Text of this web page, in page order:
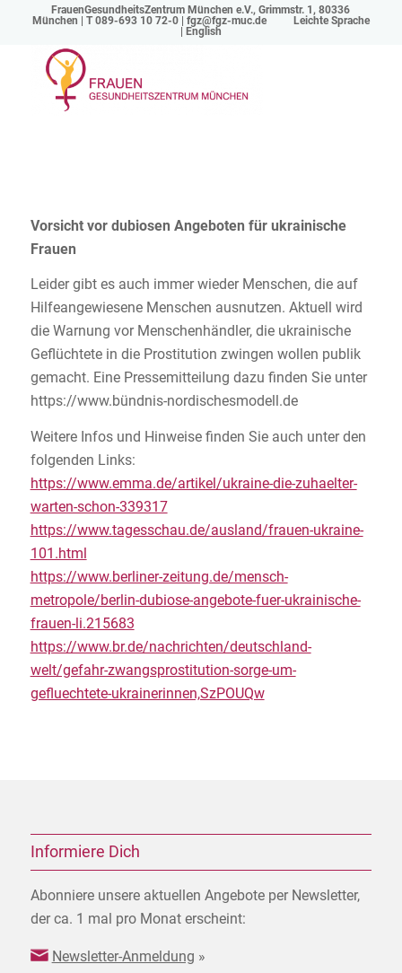
FrauenGesundheitsZentrum München e.V., Grimmstr. 1, 80336
München | T 089-693 10 72-0 | fgz@fgz-muc.de
Leichte Sprache
English
Vorsicht vor dubiosen Angeboten für ukrainische
Frauen
Leider gibt es auch immer wieder Menschen, die auf
Hilfeangewiesene Menschen ausnutzen. Aktuell wird
die Warnung vor Menschenhändler, die ukrainische
Geflüchtete in die Prostitution zwingen wollen publik
gemacht. Eine Pressemitteilung dazu finden Sie unter
https://www.bündnis-nordischesmodell.de
Weitere Infos und Hinweise finden Sie auch unter den
folgenden Links:
https://www.emma.de/artikel/ukraine-die-zuhaelter-
warten-schon-339317
https://www.tagesschau.de/ausland/frauen-ukraine-
101.html
https://www.berliner-zeitung.de/mensch-
metropole/berlin-dubiose-angebote-fuer-ukrainische-
frauen-li.215683
https://www.br.de/nachrichten/deutschland-
welt/gefahr-zwangsprostitution-sorge-um-
gefluechtete-ukrainerinnen,SzPOUQw
Informiere Dich
Abonniere unsere aktuellen Angebote per Newsletter,
der ca. 1 mal pro Monat erscheint:
Newsletter-Anmeldung »